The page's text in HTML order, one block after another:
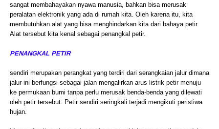
sangat membahayakan nyawa manusia, bahkan bisa merusak
peralatan elektronik yang ada di rumah kita. Oleh karena itu, kita
membutuhkan alat yang bisa menghindarkan kita dari bahaya petir.
Alat tersebut kita kenal sebagai penangkal petir.
PENANGKAL PETIR
sendiri merupakan perangkat yang terdiri dari serangkaian jalur dimana
jalur ini berfungsi sebagai jalan mengalirkan arus listrik petir menuju
ke permukaan bumi tanpa perlu merusak benda-benda yang dilewati
oleh petir tersebut. Petir sendiri seringkali terjadi mengikuti peristiwa
hujan.